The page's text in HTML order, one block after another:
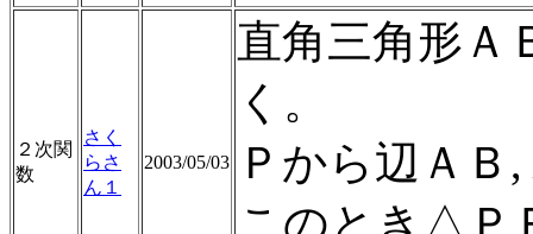
２次関
数
さく
らさ
ん１
2003/05/03
直角三角形Ａ
く。
Ｐから辺ＡＢ
このとき△Ｐ